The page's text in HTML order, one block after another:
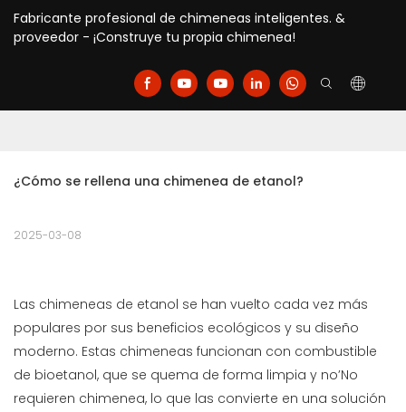
Fabricante profesional de chimeneas inteligentes. &
proveedor - ¡Construye tu propia chimenea!
¿Cómo se rellena una chimenea de etanol?
2025-03-08
Las chimeneas de etanol se han vuelto cada vez más
populares por sus beneficios ecológicos y su diseño
moderno. Estas chimeneas funcionan con combustible
de bioetanol, que se quema de forma limpia y no’No
requieren chimenea, lo que las convierte en una solución